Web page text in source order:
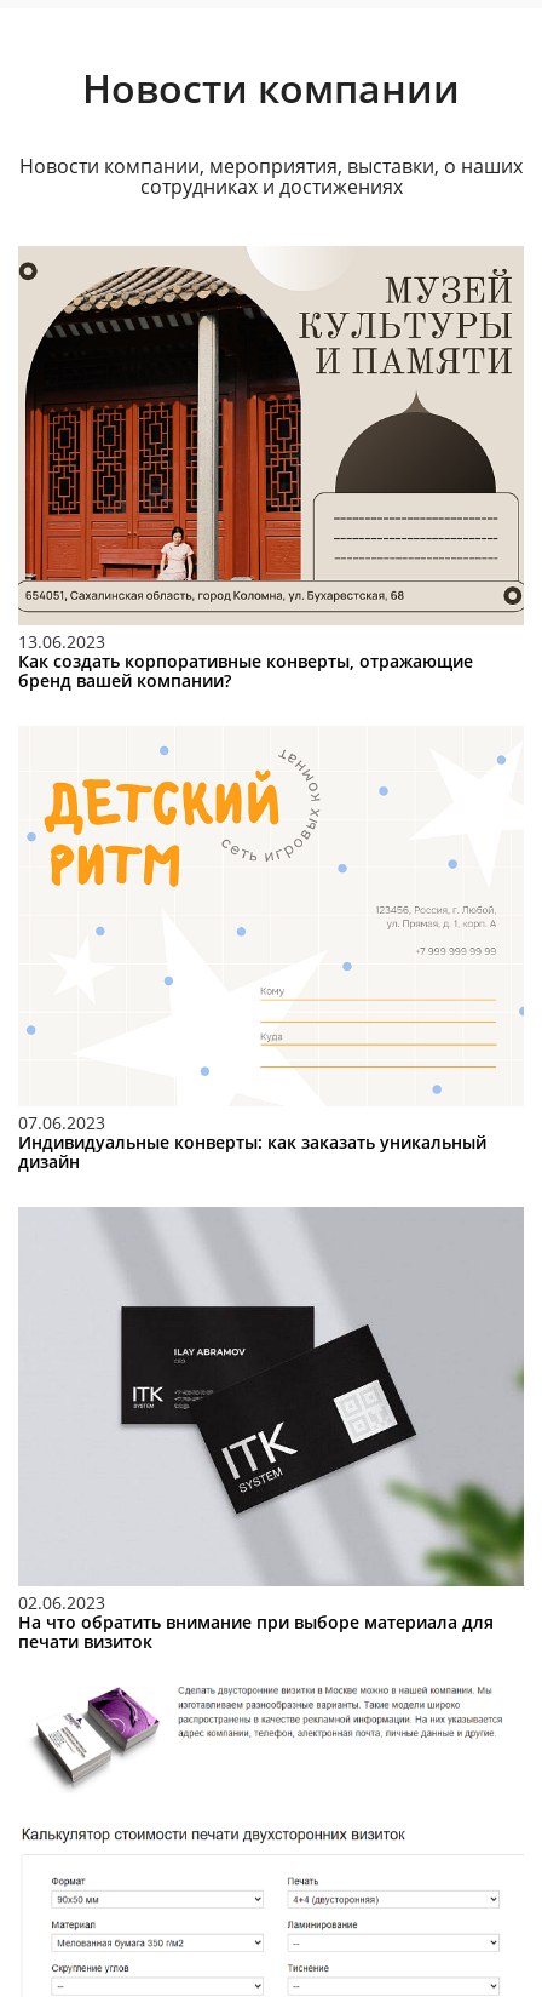
Новости компании
Новости компании, мероприятия, выставки, о наших
сотрудниках и достижениях
13.06.2023
Как создать корпоративные конверты, отражающие
бренд вашей компании?
07.06.2023
Индивидуальные конверты: как заказать уникальный
дизайн
02.06.2023
На что обратить внимание при выборе материала для
печати визиток